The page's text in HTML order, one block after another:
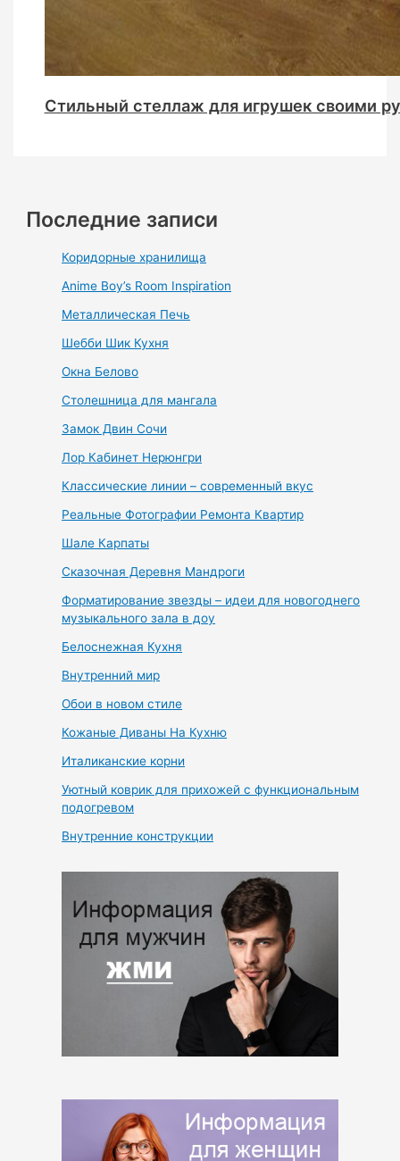
Стильный стеллаж для игрушек своими
Последние записи
Коридорные хранилища
Anime Boy’s Room Inspiration
Металлическая Печь
Шебби Шик Кухня
Окна Белово
Столешница для мангала
Замок Двин Сочи
Лор Кабинет Нерюнгри
Классические линии – современный вкус
Реальные Фотографии Ремонта Квартир
Шале Карпаты
Сказочная Деревня Мандроги
Форматирование звезды – идеи для новогоднего
музыкального зала в доу
Белоснежная Кухня
Внутренний мир
Обои в новом стиле
Кожаные Диваны На Кухню
Италиканские корни
Уютный коврик для прихожей с функциональным
подогревом
Внутренние конструкции